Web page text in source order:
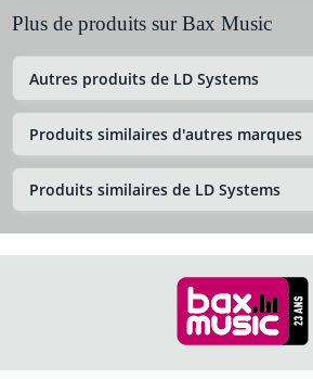
Plus de produits sur Bax Music
Autres produits de LD Systems
Produits similaires d'autres marques
Produits similaires de LD Systems